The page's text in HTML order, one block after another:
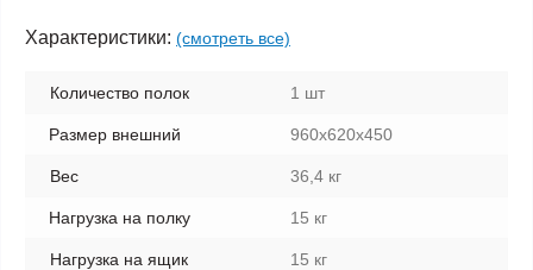
Характеристики: (смотреть все)
Количество полок 1 шт
Размер внешний 960x620x450
Вес 36,4 кг
Нагрузка на полку 15 кг
Нагрузка на ящик 15 кг